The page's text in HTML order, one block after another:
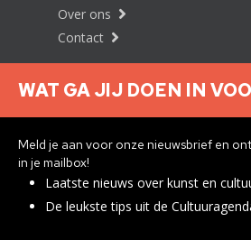
Over ons
Contact
Nieuwsbrief aanmelden
Privacyverklaring
WAT GA JIJ DOEN IN
Meld je aan voor onze nieuwsbrief en
in je mailbox!
Laatste nieuws over kunst en
De leukste tips uit de